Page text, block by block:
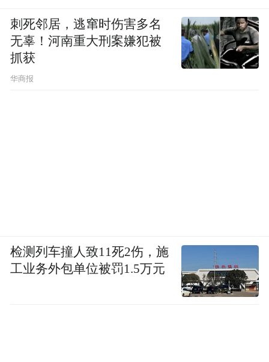
刺死邻居，逃窜时伤害多名
无辜！河南重大刑案嫌犯被
抓获
华商报
检测列车撞人致11死2伤，施
工业务外包单位被罚1.5万元